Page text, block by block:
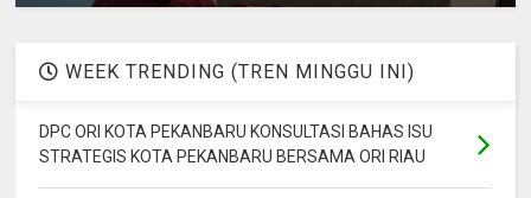
WEEK TRENDING (TREN MINGGU INI)
DPC ORI KOTA PEKANBARU KONSULTASI BAHAS ISU
STRATEGIS KOTA PEKANBARU BERSAMA ORI RIAU